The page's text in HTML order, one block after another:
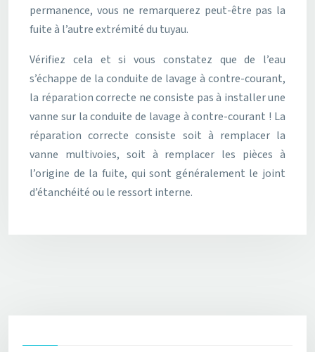
permanence, vous ne remarquerez peut-être pas la
fuite à l’autre extrémité du tuyau.
Vérifiez cela et si vous constatez que de l’eau
s’échappe de la conduite de lavage à contre-courant,
la réparation correcte ne consiste pas à installer une
vanne sur la conduite de lavage à contre-courant ! La
réparation correcte consiste soit à remplacer la
vanne multivoies, soit à remplacer les pièces à
l’origine de la fuite, qui sont généralement le joint
d’étanchéité ou le ressort interne.